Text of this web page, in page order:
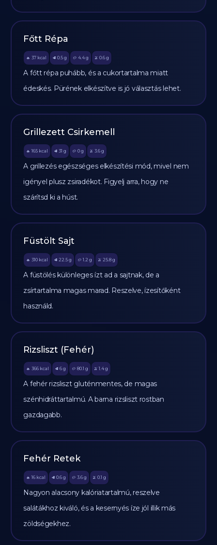
Főtt Répa
🔥 37 kcal 🥩 0.5 g 🥔 4.4g 🫒 0.6 g
A főtt répa puhább, és a cukortartalma miatt
édeskés. Pürének elkészítve is jó választás lehet.
Grillezett Csirkemell
🔥 165 kcal 🥩 31 g 🥔 0g 🫒 3.6 g
A grillezés egészséges elkészítési mód, mivel nem
igényel plusz zsiradékot. Figyelj arra, hogy ne
szárítsd ki a húst.
Füstölt Sajt
🔥 310 kcal 🥩 22.5 g 🥔 1.2 g 🫒 25.8 g
A füstölés különleges ízt ad a sajtnak, de a
zsírtartalma magas marad. Reszelve, ízesítőként
használd.
Rizsliszt (Fehér)
🔥 366 kcal 🥩 6 g 🥔 80.1 g 🫒 1.4 g
A fehér rizsliszt gluténmentes, de magas
szénhidráttartalmú. A barna rizsliszt rostban
gazdagabb.
Fehér Retek
🔥 16 kcal 🥩 0.6 g 🥔 3.6g 🫒 0.1 g
Nagyon alacsony kalóriatartalmú, reszelve
salátákhoz kiváló, és a kesernyés íze jól illik más
zöldségekhez.